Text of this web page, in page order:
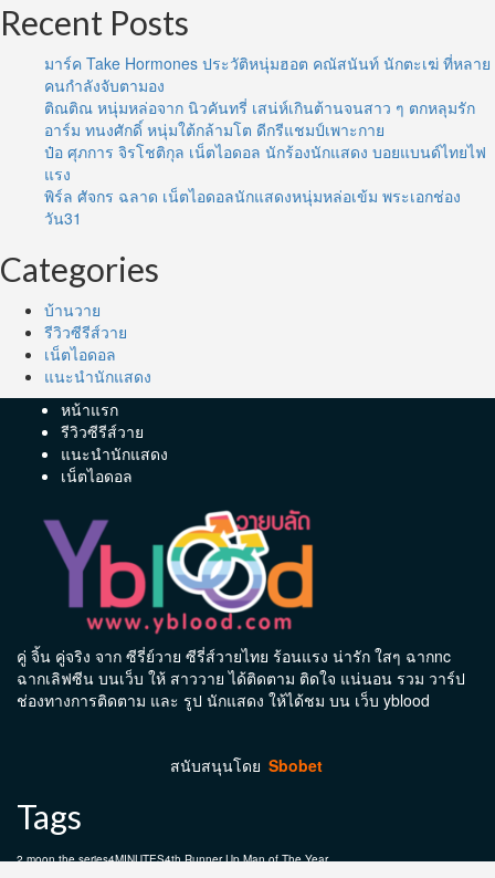
Recent Posts
มาร์ค Take Hormones ประวัติหนุ่มฮอต คณัสนันท์ นักตะเฆ่ ที่หลาย
คนกำลังจับตามอง
ติณติณ หนุ่มหล่อจาก นิวคันทรี่ เสน่ห์เกินต้านจนสาว ๆ ตกหลุมรัก
อาร์ม ทนงศักดิ์ หนุ่มใต้กล้ามโต ดีกรีแชมป์เพาะกาย
ป๋อ ศุภการ จิรโชติกุล เน็ตไอดอล นักร้องนักแสดง บอยแบนด์ไทยไฟ
แรง
พิร์ล ศัจกร ฉลาด เน็ตไอดอลนักแสดงหนุ่มหล่อเข้ม พระเอกช่อง
วัน31
Categories
บ้านวาย
รีวิวซีรีส์วาย
เน็ตไอดอล
แนะนำนักแสดง
หน้าแรก
รีวิวซีรีส์วาย
แนะนำนักแสดง
เน็ตไอดอล
คู่ จิ้น คู่จริง จาก ซีรี่ย์วาย ซีรี่ส์วายไทย ร้อนแรง น่ารัก ใสๆ ฉากnc
ฉากเลิฟซีน บนเว็บ ให้ สาววาย ได้ติดตาม ติดใจ แน่นอน รวม วาร์ป
ช่องทางการติดตาม และ รูป นักแสดง ให้ได้ชม บน เว็บ yblood
สนับสนุนโดย Sbobet
Tags
2 moon the series4MINUTES4th Runner Up Man of The Year